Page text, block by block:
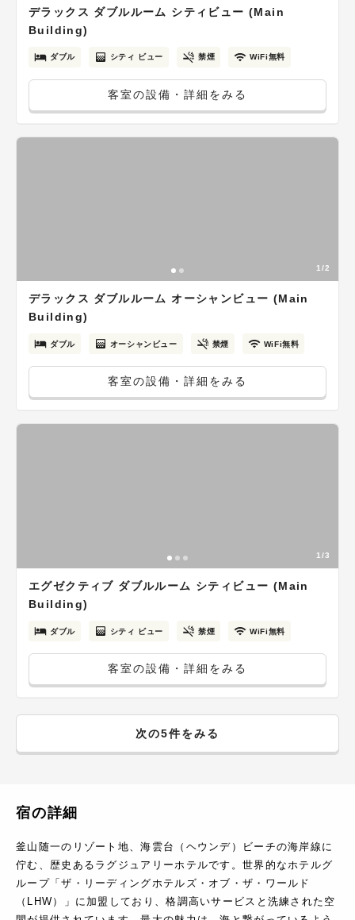
デラックス ダブルルーム シティビュー (Main
Building)
ダブル シティ ビュー 禁煙 WiFi無料
客室の設備・詳細をみる
1/2
デラックス ダブルルーム オーシャンビュー (Main
Building)
ダブル オーシャンビュー 禁煙 WiFi無料
客室の設備・詳細をみる
1/3
エグゼクティブ ダブルルーム シティビュー (Main
Building)
ダブル シティ ビュー 禁煙 WiFi無料
客室の設備・詳細をみる
次の5件をみる
宿の詳細
釜山随一のリゾート地、海雲台（ヘウンデ）ビーチの海岸線に
佇む、歴史あるラグジュアリーホテルです。世界的なホテルグ
ループ「ザ・リーディングホテルズ・オブ・ザ・ワールド
（LHW）」に加盟しており、格調高いサービスと洗練された空